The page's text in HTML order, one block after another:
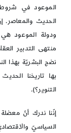
الموعود في شروط
الحديث والمعاصر.
ودولة الموعود
منتهى التدبير
نضج البشريّة
بها تاريخنا
التنوير؟).
إنّنا ندرك أنّ
السياسيّ